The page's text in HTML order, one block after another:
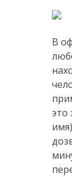
В
это